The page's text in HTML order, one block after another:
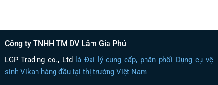
Công ty TNHH TM DV Lâm Gia Phú
LGP Trading co., Ltd là Đại lý cung cấp, phân phối Dụng cụ vệ
sinh Vikan hàng đầu tại thị trường Việt Nam